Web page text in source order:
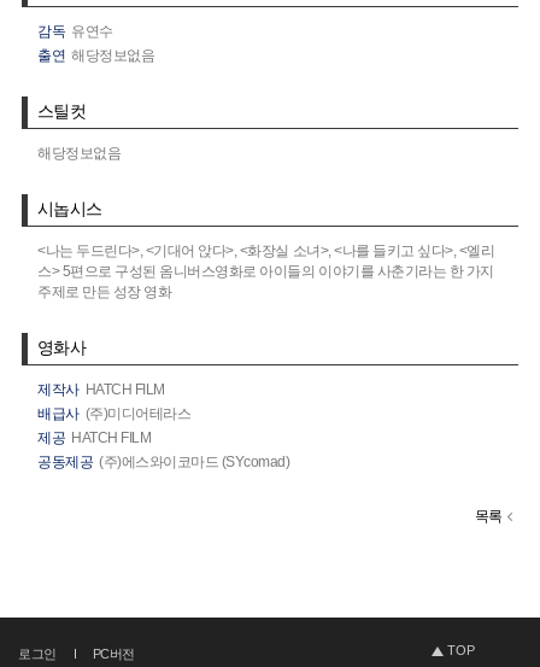
감독 유연수
출연 해당정보없음
스틸컷
해당정보없음
시놉시스
<나는 두드린다>, <기대어 앉다>, <화장실 소녀>, <나를 들키고 싶다>, <엘리
스> 5편으로 구성된 옴니버스영화로 아이들의 이야기를 사춘기라는 한 가지
주제로 만든 성장 영화
영화사
제작사 HATCH FILM
배급사 (주)미디어테라스
제공 HATCH FILM
공동제공 (주)에스와이코마드 (SYcomad)
목록
로그인 PC버전 TOP